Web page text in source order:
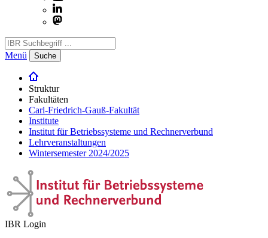
Menü Suche
Struktur
Fakultäten
Carl-Friedrich-Gauß-Fakultät
Institute
Institut für Betriebssysteme und Rechnerverbund
Lehrveranstaltungen
Wintersemester 2024/2025
IBR Login